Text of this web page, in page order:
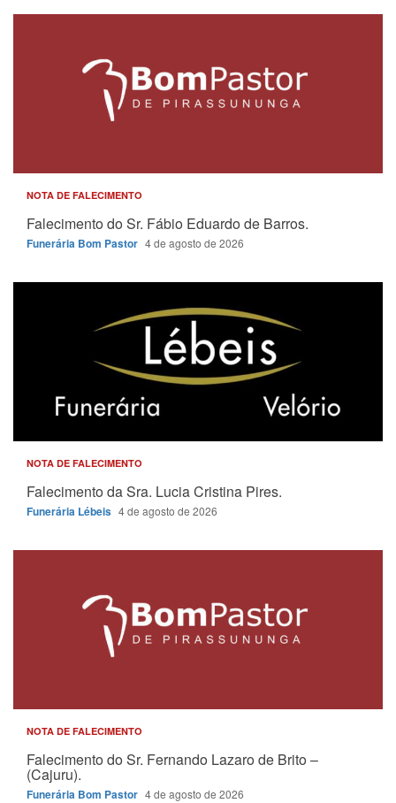
NOTA DE FALECIMENTO
Falecimento do Sr. Fábio Eduardo de Barros.
Funerária Bom Pastor 4 de agosto de 2026
NOTA DE FALECIMENTO
Falecimento da Sra. Lucia Cristina Pires.
Funerária Lébeis 4 de agosto de 2026
NOTA DE FALECIMENTO
Falecimento do Sr. Fernando Lazaro de Brito –
(Cajuru).
Funerária Bom Pastor 4 de agosto de 2026